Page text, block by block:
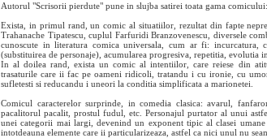
Autorul "Scrisorii pierdute" pune in slujba satirei toata gama
Exista, in primul rand, un comic al situatiilor, rezultat din fapte
Trahanache Tipatescu, cuplul Farfuridi Branzovenescu, diversele
cunoscute in literatura comica universala, cum ar fi: incurcatura,
(substituirea de personaje), acumularea progresiva, repetitia, evolutia
In al doilea rand, exista un comic al intentiilor, care reiese din
trasaturile care ii fac pe oameni ridicoli, tratandu i cu ironie, cu
sufletesti si reducandu i uneori la conditia simplificata a marionetei.
Comicul caracterelor surprinde, in comedia clasica: avarul,
pacalitorul pacalit, prostul fudul, etc. Personajul purtator al unui
unei categorii mai largi, devenind un exponent tipic al clasei
intotdeauna elemente care ii particularizeaza, astfel ca nici unul nu